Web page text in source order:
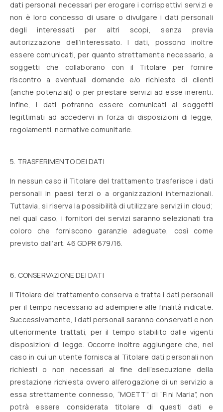
dati personali necessari per erogare i corrispettivi servizi e
non è loro concesso di usare o divulgare i dati personali
degli interessati per altri scopi, senza previa
autorizzazione dell’interessato. I dati, possono inoltre
essere comunicati, per quanto strettamente necessario, a
soggetti che collaborano con il Titolare per fornire
riscontro a eventuali domande e/o richieste di clienti
(anche potenziali) o per prestare servizi ad esse inerenti.
Infine, i dati potranno essere comunicati ai soggetti
legittimati ad accedervi in forza di disposizioni di legge,
regolamenti, normative comunitarie.
5. TRASFERIMENTO DEI DATI
In nessun caso il Titolare del trattamento trasferisce i dati
personali in paesi terzi o a organizzazioni internazionali.
Tuttavia, si riserva la possibilità di utilizzare servizi in cloud;
nel qual caso, i fornitori dei servizi saranno selezionati tra
coloro che forniscono garanzie adeguate, così come
previsto dall’art. 46 GDPR 679/16.
6. CONSERVAZIONE DEI DATI
Il Titolare del trattamento conserva e tratta i dati personali
per il tempo necessario ad adempiere alle finalità indicate.
Successivamente, i dati personali saranno conservati e non
ulteriormente trattati, per il tempo stabilito dalle vigenti
disposizioni di legge. Occorre inoltre aggiungere che, nel
caso in cui un utente fornisca al Titolare dati personali non
richiesti o non necessari al fine dell’esecuzione della
prestazione richiesta ovvero all’erogazione di un servizio a
essa strettamente connesso, “MOETT” di “Fini Maria”, non
potrà essere considerata titolare di questi dati e